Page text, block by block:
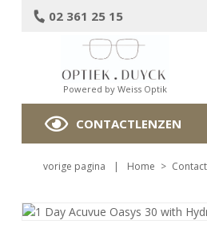
02 361 25 15
Powered by Weiss Optik
CONTACTLENZEN
vorige pagina | Home >